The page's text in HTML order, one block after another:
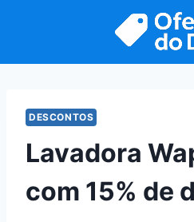
DESCONTOS
Lavadora
com 15% de